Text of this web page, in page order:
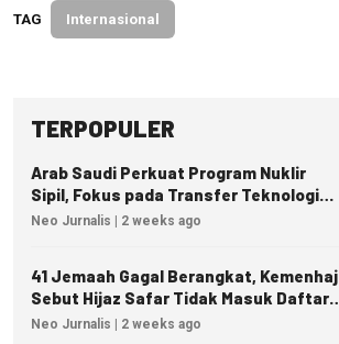
TAG Internasional
TERPOPULER
Arab Saudi Perkuat Program Nuklir
Sipil, Fokus pada Transfer Teknologi
dan Kedaulatan Energi
Neo Jurnalis | 2 weeks ago
41 Jemaah Gagal Berangkat, Kemenhaj
Sebut Hijaz Safar Tidak Masuk Daftar
Resmi PPIU
Neo Jurnalis | 2 weeks ago